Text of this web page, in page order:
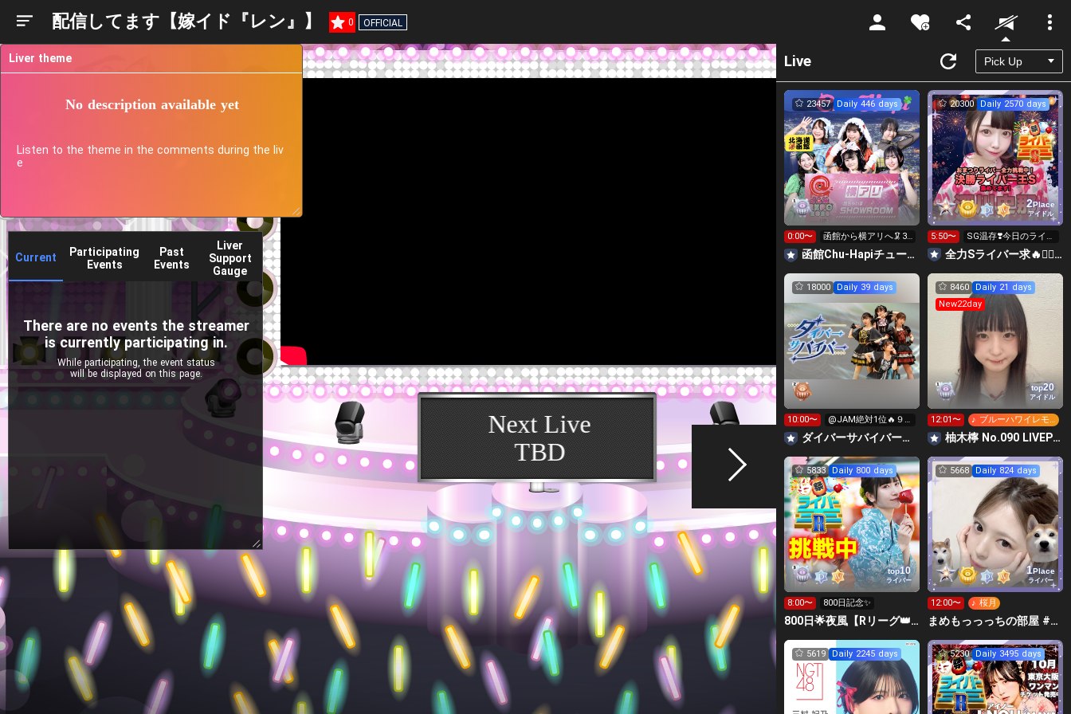
配信してます【嫁イド『レン』】 0 OFFICIAL
Unmute
Current
Participating
Events
Past
Events
Liver
Support
Gauge
There are no events the streamer
is currently participating in.
While participating, the event status
will be displayed on this page.
Liver theme
No description available yet
Listen to the theme in the comments during the liv
e
Live
23457 Daily 446 days
0:00〜
函館から横アリへ🦑32
0万pt目標！キラ星
求！
函館Chu-Hapiチューハピ🌈
2Place
アイドル
20300 Daily 2570 days
5:50〜
SG温存❣️今日のライバ
ー王受け取りしてくれ
たかな
全力Sライバー求🔥❤️‍🔥147cm深川史那のルーム🐸🎈
18000 Daily 39 days
10:00〜
@JAM絶対1位🔥９
時間配信リレー‼️
‪ダイバーサバイバー【公式】
top20
アイドル
8460
Daily 21 days
New22day
12:01〜
♪ ブルーハワイレモ
ン
柚木檸 No.090 LIVEPLANET新アイドルAD
top10
ライバー
5833 Daily 800 days
8:00〜 800日記念✨
800日🌟夜風【Rリーグ👑｜グラビアプレス写真集イベ中】
1Place
ライバー
5668 Daily 824 days
12:00〜 ♪ 桜月
まめもっっっちの部屋 #Rリーグ🍑
5619 Daily 2245 days 5230 Daily 3495 days